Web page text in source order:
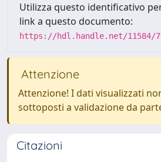
Utilizza questo identificativo
link a questo documento:
https://hdl.handle.net/11584/
Attenzione
Attenzione! I dati visualizzati
sottoposti a validazione da
Citazioni